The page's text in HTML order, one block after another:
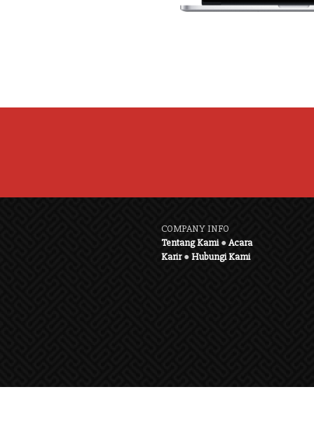
COMPANY INFO
Tentang Kami●Acara
Karir●Hubungi Kami